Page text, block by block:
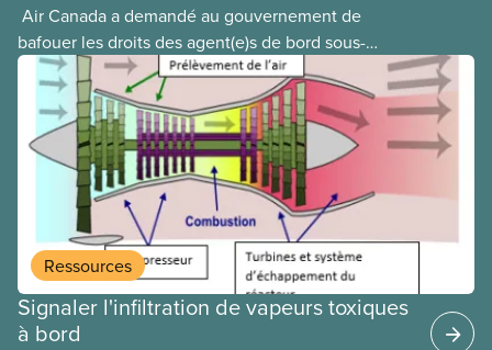
​ Air Canada a demandé au gouvernement de
bafouer les droits des agent(e)s de bord sous-
payé(e)s d’Air Canada protégés par la Charte. La
ministre de l’Emploi, Patty Hajdu, n’a attendu que
quelques heures pour accéder à cette demande de
l’entreprise. Le gouvernement libéral a invoqué
l’article 107 du Code canadien du travail pour
freiner la grève des agent(e)s de bord d’Air Canada,
qui luttaient pour mettre fin au travail non payé et
aux salaires de misère.
Ressources
Signaler l'infiltration de vapeurs toxiques
à bord